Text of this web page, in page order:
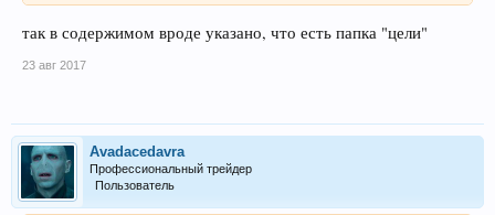
так в содержимом вроде указано, что есть папка "цели"
23 авг 2017
Avadacedavra
Профессиональный трейдер
Пользователь